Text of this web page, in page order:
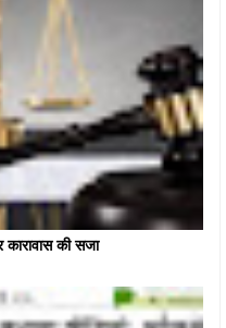
कारावास की सजा